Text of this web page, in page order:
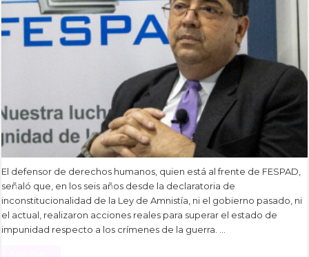
El defensor de derechos humanos, quien está al frente de FESPAD,
señaló que, en los seis años desde la declaratoria de
inconstitucionalidad de la Ley de Amnistía, ni el gobierno pasado, ni
el actual, realizaron acciones reales para superar el estado de
impunidad respecto a los crímenes de la guerra. …